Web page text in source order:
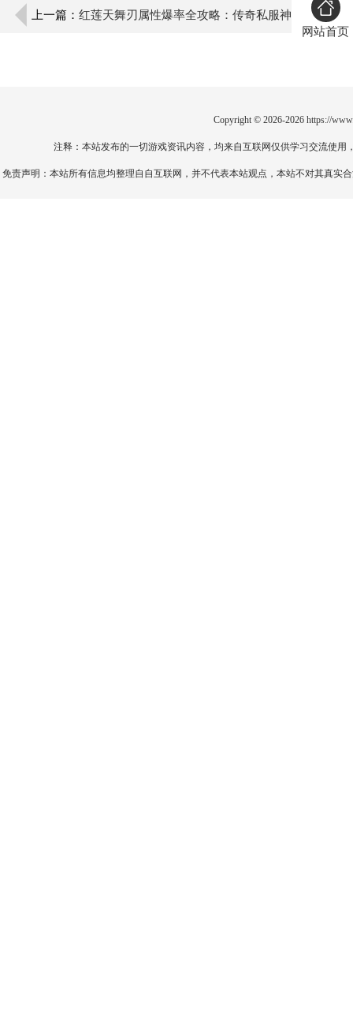
上一篇： 红莲天舞刃属性爆率全攻略：传奇私服神
网站首页
Copyright © 2026-2026 https://
注释：本站发布的一切游戏资讯内容，均来自互联网仅供学习交流使
免责声明：本站所有信息均整理自自互联网，并不代表本站观点，本站不对其真实